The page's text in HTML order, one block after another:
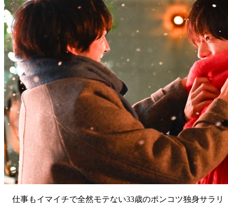
仕事もイマイチで全然モテない33歳のポンコツ独身サラリ